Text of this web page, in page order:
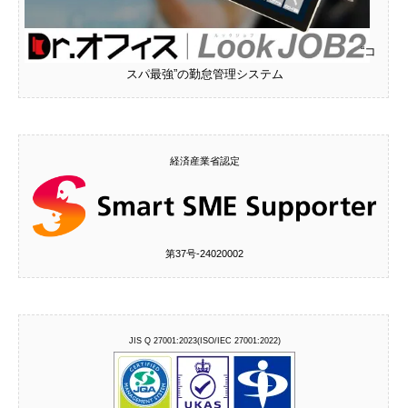
“コ
スパ最強”の勤怠管理システム
経済産業省認定
第37号‐24020002
JIS Q 27001:2023(ISO/IEC 27001:2022)